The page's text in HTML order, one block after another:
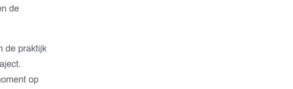
de
de praktijk
op